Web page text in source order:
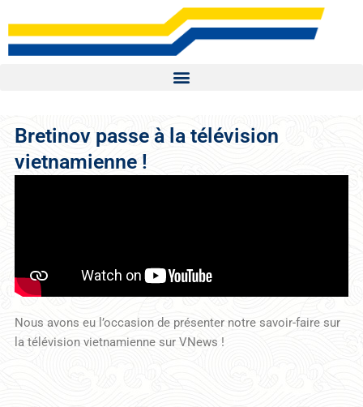
Bretinov passe à la télévision
vietnamienne !
Nous avons eu l’occasion de présenter notre savoir-faire sur
la télévision vietnamienne sur VNews !